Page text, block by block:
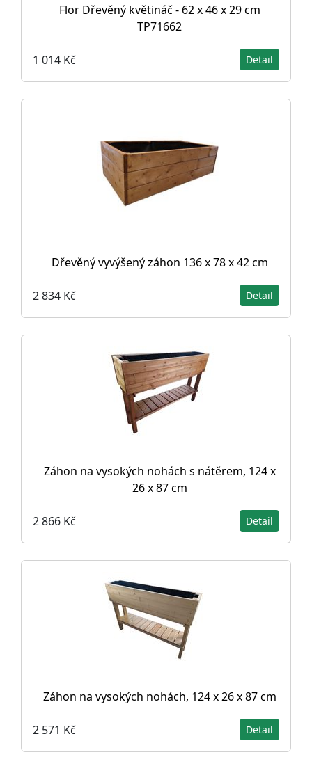
Flor Dřevěný květináč - 62 x 46 x 29 cm
TP71662
1 014 Kč Detail
Dřevěný vyvýšený záhon 136 x 78 x 42 cm
2 834 Kč Detail
Záhon na vysokých nohách s nátěrem, 124 x
26 x 87 cm
2 866 Kč Detail
Záhon na vysokých nohách, 124 x 26 x 87 cm
2 571 Kč Detail